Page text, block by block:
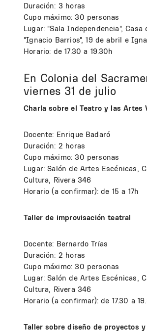
Duración: 3 horas
Cupo máximo: 30 personas
Lugar: "Sala Independencia", Casa
"Ignacio Barrios", 19 de abril e
Horario: de 17.30 a 19.30h
En Colonia del
viernes 31 de julio
Charla sobre el Teatro y las Artes
Docente: Enrique Badaró
Duración: 2 horas
Cupo máximo: 30 personas
Lugar: Salón de Artes Escénicas,
Cultura, Rivera 346
Horario (a confirmar): de 15 a 17h
Taller de improvisación teatral
Docente: Bernardo Trías
Duración: 2 horas
Cupo máximo: 30 personas
Lugar: Salón de Artes Escénicas,
Cultura, Rivera 346
Horario (a confirmar): de 17.30 a
Taller sobre diseño de proyectos